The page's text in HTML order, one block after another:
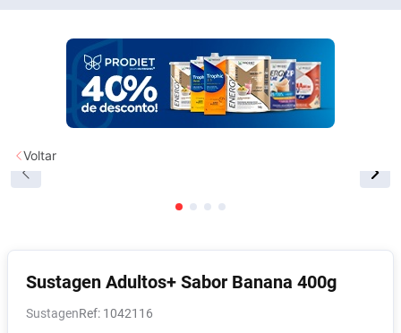
Sustagen Adultos+ Sabor Banana 400g
Sustagen : 1042116
Voltar
1º Fralda
Medley
Lenço Umedecido
Fralda Xg
Fralda G
6